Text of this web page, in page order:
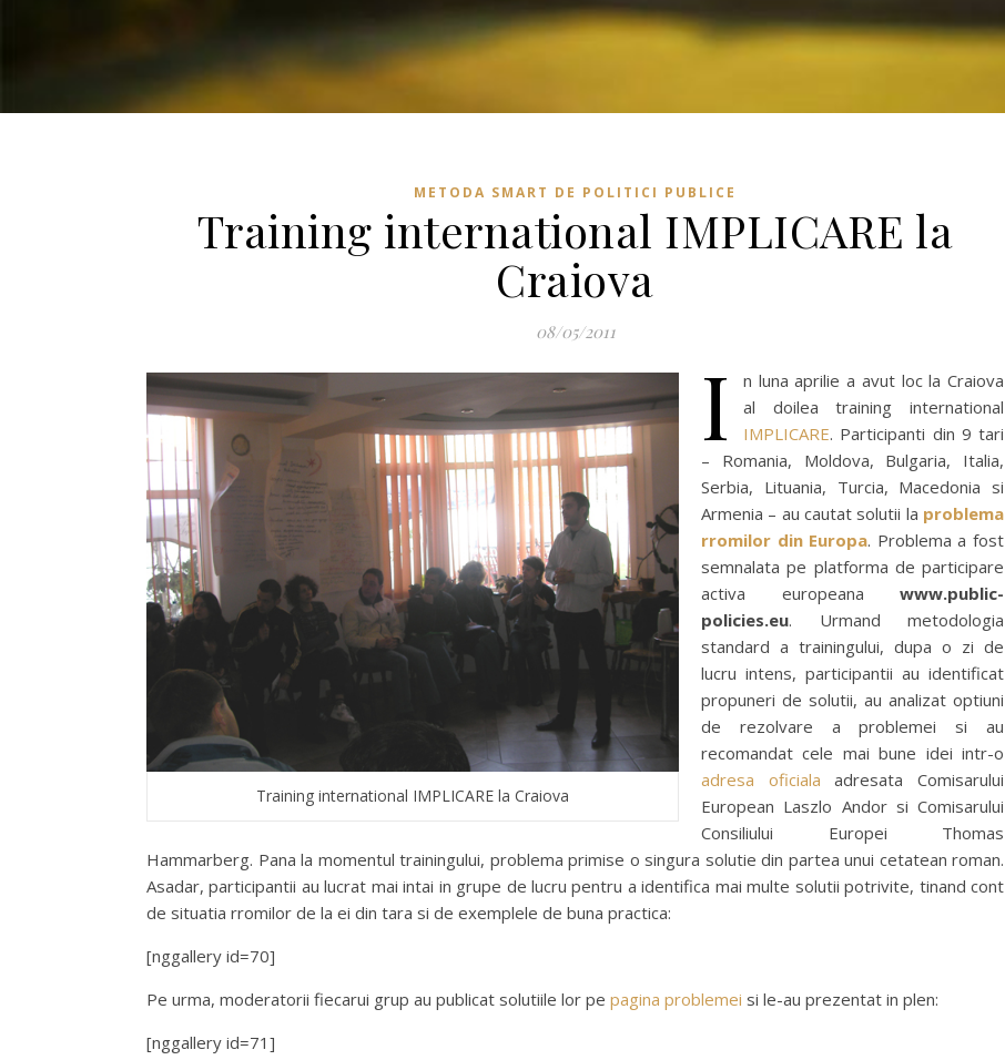
METODA SMART DE POLITICI PUBLICE
Training international IMPLICARE la
Craiova
08/05/2011
Training international IMPLICARE la Craiova
I
n luna aprilie a avut loc la Craiova
al doilea training international
IMPLICARE. Participanti din 9 tari
– Romania, Moldova, Bulgaria, Italia,
Serbia, Lituania, Turcia, Macedonia si
Armenia – au cautat solutii la problema
rromilor din Europa. Problema a fost
semnalata pe platforma de participare
activa europeana www.public-
policies.eu. Urmand metodologia
standard a trainingului, dupa o zi de
lucru intens, participantii au identificat
propuneri de solutii, au analizat optiuni
de rezolvare a problemei si au
recomandat cele mai bune idei intr-o
adresa oficiala adresata Comisarului
European Laszlo Andor si Comisarului
Consiliului Europei Thomas
Hammarberg. Pana la momentul trainingului, problema primise o singura solutie din partea unui cetatean roman.
Asadar, participantii au lucrat mai intai in grupe de lucru pentru a identifica mai multe solutii potrivite, tinand cont
de situatia rromilor de la ei din tara si de exemplele de buna practica:
[nggallery id=70]
Pe urma, moderatorii fiecarui grup au publicat solutiile lor pe pagina problemei si le-au prezentat in plen:
[nggallery id=71]